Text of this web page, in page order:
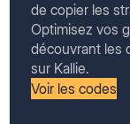
de copier les
Optimisez vos
découvrant les
sur Kallie.
Voir les codes